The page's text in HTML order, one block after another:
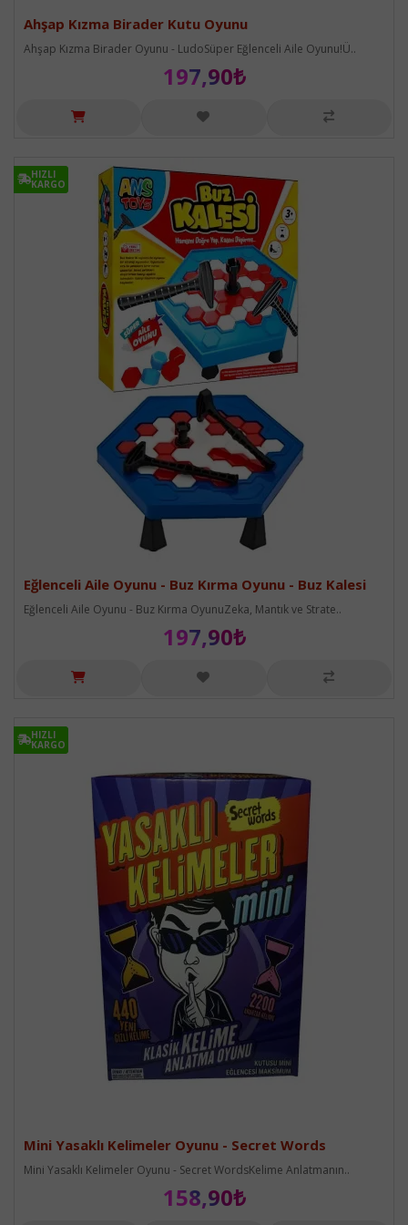
Ahşap Kızma Birader Kutu Oyunu
Ahşap Kızma Birader Oyunu - LudoSüper Eğlenceli Aile Oyunu!Ü..
197,90₺
HIZLI
KARGO
HIZLI
KARGO
Eğlenceli Aile Oyunu - Buz Kırma Oyunu - Buz Kalesi
Eğlenceli Aile Oyunu - Buz Kırma OyunuZeka, Mantık ve Strate..
197,90₺
HIZLI
KARGO
HIZLI
KARGO
Mini Yasaklı Kelimeler Oyunu - Secret Words
Mini Yasaklı Kelimeler Oyunu - Secret WordsKelime Anlatmanın..
158,90₺